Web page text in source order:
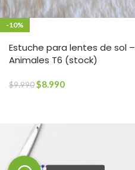
-10%
Estuche para lentes de sol –
Animales T6 (stock)
$9.990$8.990